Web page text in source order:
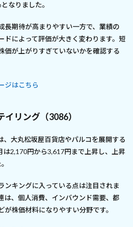
なりました。
長期待が高まりやすい一方で、業績の
ドによって評価が大きく変わります。短
価が上がりすぎていないかを確認する
ジはこちら
イリング（3086）
、大丸松坂屋百貨店やパルコを展開する
は2,170円から3,617円まで上昇し、上昇
ンキングに入っている点は注目されま
は、個人消費、インバウンド需要、都
株価材料になりやすい分野です。